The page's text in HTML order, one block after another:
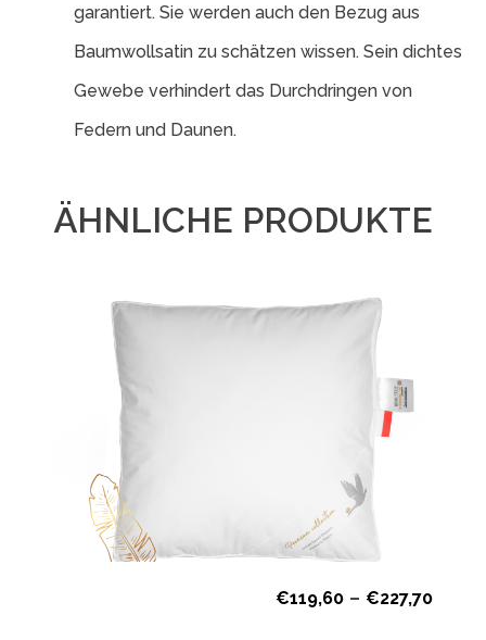
garantiert. Sie werden auch den Bezug aus
Baumwollsatin zu schätzen wissen. Sein dichtes
Gewebe verhindert das Durchdringen von
Federn und Daunen.
ÄHNLICHE PRODUKTE
€119,60 – €227,70